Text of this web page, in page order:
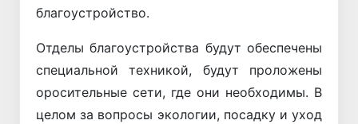
благоустройство.
Отделы благоустройства будут обеспечены
специальной техникой, будут проложены
оросительные сети, где они необходимы. В
целом за вопросы экологии, посадку и уход